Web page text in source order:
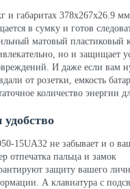
и габаритах 378x267x26.9
в сумку и готов
матовый пластиковый
но и защищает
И даже если вам
от розетки, емкость
количество энергии
удобство
15UA32 не забывает и о
отпечатка пальца и замок
защиту вашего
А клавиатура с